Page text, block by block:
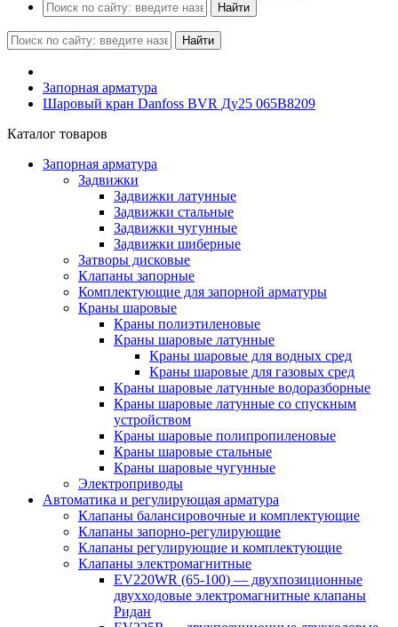
Найти
Найти
Запорная арматура
Шаровый кран Danfoss BVR Ду25 065B8209
Каталог товаров
Запорная арматура
Задвижки
Задвижки латунные
Задвижки стальные
Задвижки чугунные
Задвижки шиберные
Затворы дисковые
Клапаны запорные
Комплектующие для запорной арматуры
Краны шаровые
Краны полиэтиленовые
Краны шаровые латунные
Краны шаровые для водных сред
Краны шаровые для газовых сред
Краны шаровые латунные водоразборные
Краны шаровые латунные со спускным
устройством
Краны шаровые полипропиленовые
Краны шаровые стальные
Краны шаровые чугунные
Электроприводы
Автоматика и регулирующая арматура
Клапаны балансировочные и комплектующие
Клапаны запорно-регулирующие
Клапаны регулирующие и комплектующие
Клапаны электромагнитные
EV220WR (65-100) — двухпозиционные
двухходовые электромагнитные клапаны
Ридан